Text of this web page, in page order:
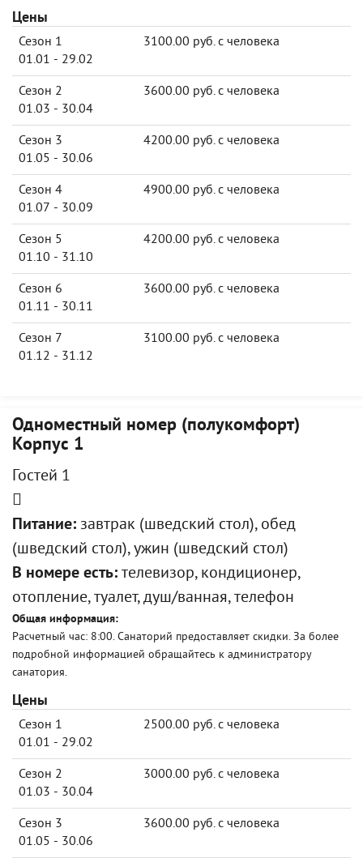
Цены
Сезон 1
01.01 - 29.02
3100.00 руб. с человека
Сезон 2
01.03 - 30.04
3600.00 руб. с человека
Сезон 3
01.05 - 30.06
4200.00 руб. с человека
Сезон 4
01.07 - 30.09
4900.00 руб. с человека
Сезон 5
01.10 - 31.10
4200.00 руб. с человека
Сезон 6
01.11 - 30.11
3600.00 руб. с человека
Сезон 7
01.12 - 31.12
3100.00 руб. с человека
Одноместный номер (полукомфорт)
Корпус 1
Гостей 1
Питание: завтрак (шведский стол), обед
(шведский стол), ужин (шведский стол)
В номере есть: телевизор, кондиционер,
отопление, туалет, душ/ванная, телефон
Общая информация:
Расчетный час: 8:00. Санаторий предоставляет скидки. За более
подробной информацией обращайтесь к администратору
санатория.
Цены
Сезон 1
01.01 - 29.02
2500.00 руб. с человека
Сезон 2
01.03 - 30.04
3000.00 руб. с человека
Сезон 3
01.05 - 30.06
3600.00 руб. с человека